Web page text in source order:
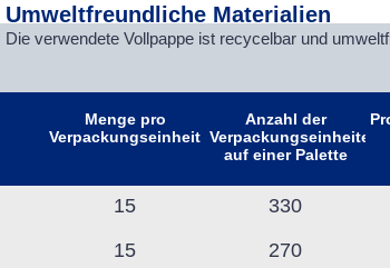
Umweltfreundliche Materialien
Die verwendete Vollpappe ist recycelbar und
Menge pro
Verpackungseinheit
Anzahl der
Verpackungseinheiten
auf einer Palette
15
330
15
270